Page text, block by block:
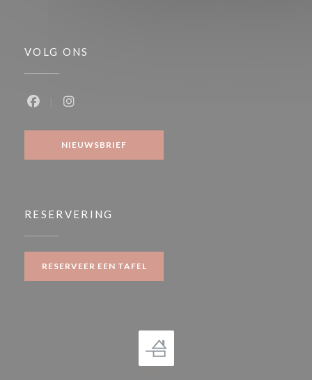
VOLG ONS
NIEUWSBRIEF
RESERVERING
RESERVEER EEN TAFEL